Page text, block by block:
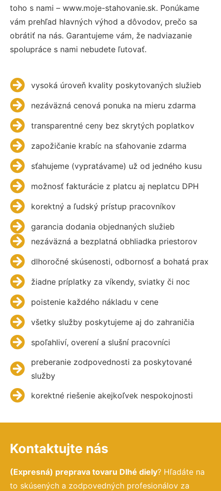
toho s nami – www.moje-stahovanie.sk. Ponúkame
vám prehľad hlavných výhod a dôvodov, prečo sa
obrátiť na nás. Garantujeme vám, že nadviazanie
spolupráce s nami nebudete ľutovať.
vysoká úroveň kvality poskytovaných služieb
nezáväzná cenová ponuka na mieru zdarma
transparentné ceny bez skrytých poplatkov
zapožičanie krabíc na sťahovanie zdarma
sťahujeme (vypratávame) už od jedného kusu
možnosť fakturácie z platcu aj neplatcu DPH
korektný a ľudský prístup pracovníkov
garancia dodania objednaných služieb
nezáväzná a bezplatná obhliadka priestorov
dlhoročné skúsenosti, odbornosť a bohatá prax
žiadne príplatky za víkendy, sviatky či noc
poistenie každého nákladu v cene
všetky služby poskytujeme aj do zahraničia
spoľahliví, overení a slušní pracovníci
preberanie zodpovednosti za poskytované
služby
korektné riešenie akejkoľvek nespokojnosti
Kontaktujte nás
(Expresná) preprava tovaru Dlhé diely? Hľadáte na
to skúsených a zodpovedných profesionálov za